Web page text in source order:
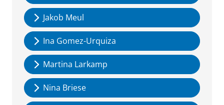
Jakob Meul
Ina Gomez-Urquiza
Martina Larkamp
Nina Briese